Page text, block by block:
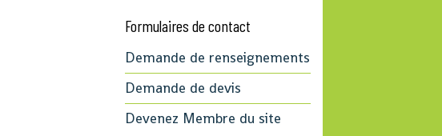
Formulaires de contact
Demande de renseignements
Demande de devis
Devenez Membre du site